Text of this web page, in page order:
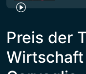
Preis der